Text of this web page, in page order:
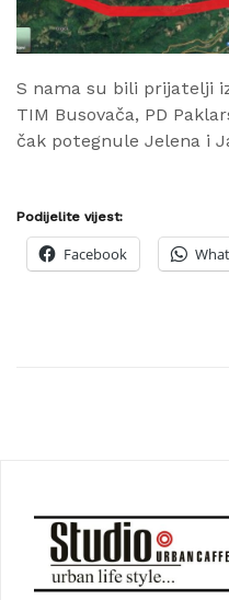
S nama su bili prijatelji
TIM Busovača, PD
čak potegnule Jelena i
Podijelite vijest:
Facebook